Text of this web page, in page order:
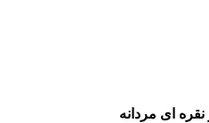
ای مردانه